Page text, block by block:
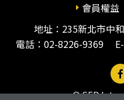
會員權益
地址：235新北市中
電話： 02-8226-9369
© SED